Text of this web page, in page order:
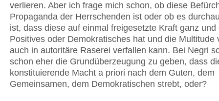
verlieren. Aber ich frage mich schon, ob diese
Propaganda der Herrschenden ist oder ob es
ist, dass diese auf einmal freigesetzte Kraft ganz und
Positives oder Demokratisches hat und die Multitude
auch in autoritäre Raserei verfallen kann. Bei Negri
schon eher die Grundüberzeugung zu geben, dass
konstituierende Macht a priori nach dem Guten, dem
Gemeinsamen, dem Demokratischen strebt, oder?